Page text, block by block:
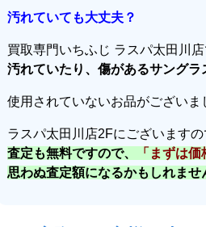
汚れていても大丈夫？
買取専門いちふじ ラスパ太田川
汚れていたり、傷があるサングラ
使用されていないお品がござい
ラスパ太田川店2Fにございますの
査定も無料ですので、
「まずは
思わぬ査定額になるかもしれませ